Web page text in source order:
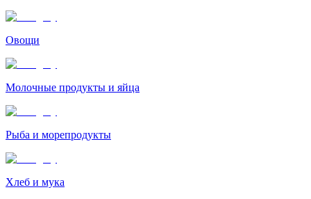
Овощи
Молочные продукты и яйца
Рыба и морепродукты
Хлеб и мука